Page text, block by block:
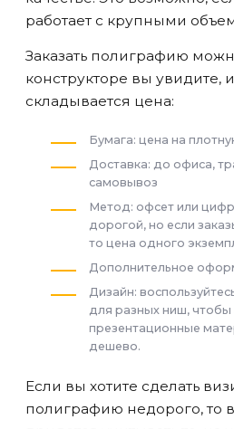
работает с крупными
Заказать полиграфию
конструкторе вы увидите,
складывается цена:
Бумага: цена на
Доставка: до офиса,
самовывоз
Метод: офсет или
дорогой, но если
то цена одного
Дополнительное
Дизайн:
для разных ниш, чтобы
презентационные
дешево.
Если вы хотите сделать
полиграфию недорого, то